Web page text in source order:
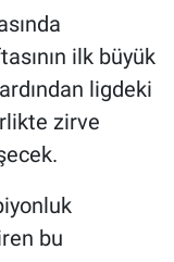
ilk büyük
ligdeki
zirve
bu